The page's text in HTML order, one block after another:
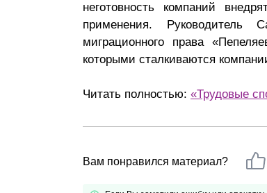
Обращение Управляющего
Партнера
ответственность
неготовность компаний
применения. Руководитель
миграционного права
которыми сталкиваются
Читать полностью: «Трудовые
Вам понравился материал?